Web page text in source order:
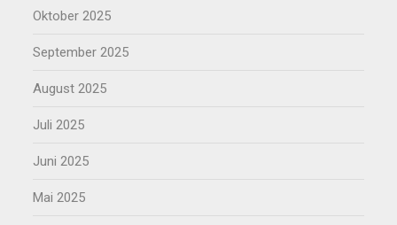
Oktober 2025
September 2025
August 2025
Juli 2025
Juni 2025
Mai 2025